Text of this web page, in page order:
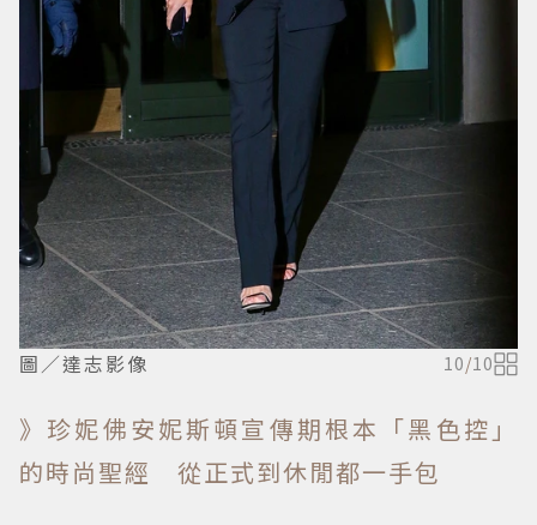
圖／達志影像 10/10
》珍妮佛安妮斯頓宣傳期根本「黑色控」
的時尚聖經 從正式到休閒都一手包